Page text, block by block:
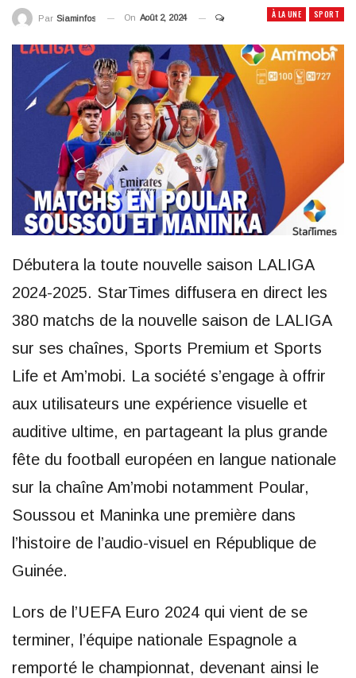
À LA UNE SPORT
Par Siaminfos On Août 2, 2024
Débutera la toute nouvelle saison LALIGA
2024-2025. StarTimes diffusera en direct les
380 matchs de la nouvelle saison de LALIGA
sur ses chaînes, Sports Premium et Sports
Life et Am’mobi. La société s’engage à offrir
aux utilisateurs une expérience visuelle et
auditive ultime, en partageant la plus grande
fête du football européen en langue nationale
sur la chaîne Am’mobi notamment Poular,
Soussou et Maninka une première dans
l’histoire de l’audio-visuel en République de
Guinée.
Lors de l’UEFA Euro 2024 qui vient de se
terminer, l’équipe nationale Espagnole a
remporté le championnat, devenant ainsi le